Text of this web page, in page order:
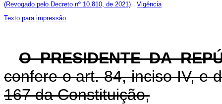
(Revogado pelo Decreto nº 10.810, de 2021)
Vigência
Texto para impressão
O PRESIDENTE DA
confere o art. 84, inciso IV, e
167 da Constituição,